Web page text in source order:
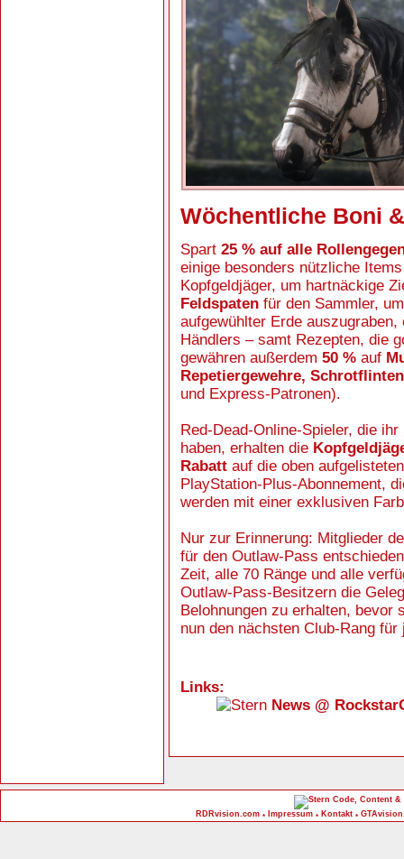
Wöchentliche Boni
Spart 25 % auf alle
einige besonders nützliche
Kopfgeldjäger, um hartnäckige
Feldspaten für den Sammler,
aufgewühlter Erde
Händlers – samt Rezepten, die
gewähren außerdem 50 % auf
Repetiergewehre,
und Express-Patronen).
Red-Dead-Online-Spieler, die
haben, erhalten die
Rabatt auf die oben
PlayStation-Plus-Abonnement,
werden mit einer exklusiven
Nur zur Erinnerung: Mitglieder
für den Outlaw-Pass
Zeit, alle 70 Ränge und alle
Outlaw-Pass-Besitzern die
Belohnungen zu erhalten,
nun den nächsten Club-Rang
Links:
News @
Code, Content &
RDRvision.com * Impressum * Kontakt *